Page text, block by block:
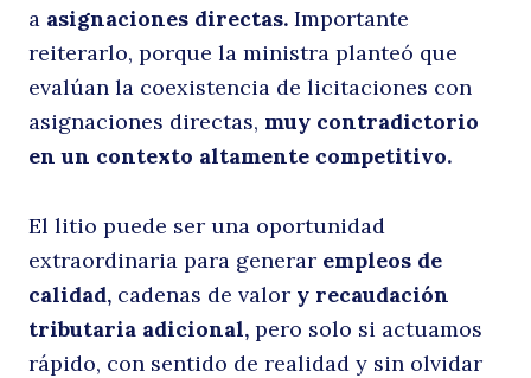
Buscar
a asignaciones directas. Importante
reiterarlo, porque la ministra planteó que
evalúan la coexistencia de licitaciones con
asignaciones directas, muy contradictorio
en un contexto altamente competitivo.
El litio puede ser una oportunidad
extraordinaria para generar empleos de
calidad, cadenas de valor y recaudación
tributaria adicional, pero solo si actuamos
rápido, con sentido de realidad y sin olvidar